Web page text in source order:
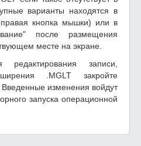
варианты находятся в
кнопка мышки) или в
после размещения
месте на экране.
редактирования записи,
.MGLT закройте
изменения войдут
запуска операционной